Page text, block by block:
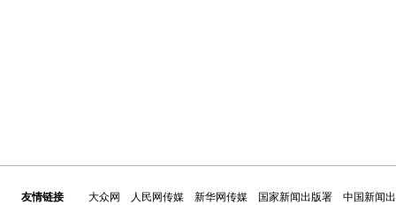
友情链接 大众网 人民网传媒 新华网传媒 国家新闻出版署
中国新闻